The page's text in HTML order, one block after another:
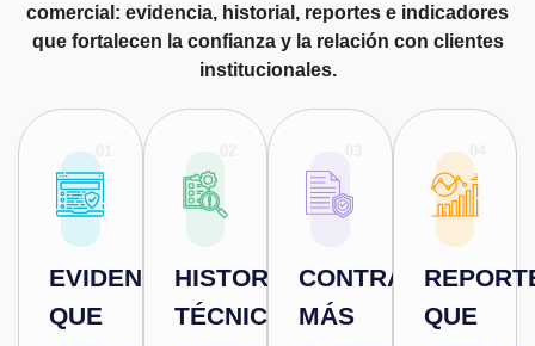
comercial: evidencia, historial, reportes e indicadores
que fortalecen la confianza y la relación con clientes
institucionales.
EVIDENCIA
QUE
HISTORIAL
TÉCNICO
CONTRATOS
MÁS
QUE